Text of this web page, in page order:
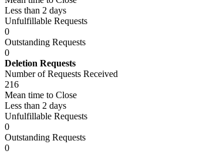
Less than 2 days
Unfulfillable Requests
0
Outstanding Requests
0
Deletion Requests
Number of Requests Received
216
Mean time to Close
Less than 2 days
Unfulfillable Requests
0
Outstanding Requests
0